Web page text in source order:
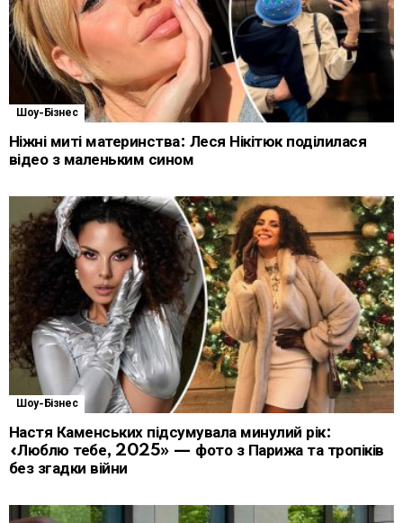
Шоу-Бізнес
Ніжні миті материнства: Леся Нікітюк поділилася
відео з маленьким сином
Шоу-Бізнес
Настя Каменських підсумувала минулий рік:
«Люблю тебе, 2025» — фото з Парижа та тропіків
без згадки війни